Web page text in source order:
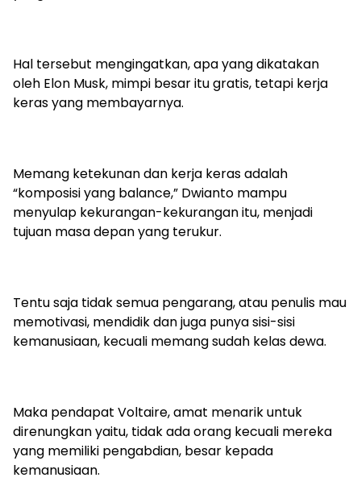
Hal tersebut mengingatkan, apa yang dikatakan
oleh Elon Musk, mimpi besar itu gratis, tetapi kerja
keras yang membayarnya.
Memang ketekunan dan kerja keras adalah
“komposisi yang balance,” Dwianto mampu
menyulap kekurangan-kekurangan itu, menjadi
tujuan masa depan yang terukur.
Tentu saja tidak semua pengarang, atau penulis mau
memotivasi, mendidik dan juga punya sisi-sisi
kemanusiaan, kecuali memang sudah kelas dewa.
Maka pendapat Voltaire, amat menarik untuk
direnungkan yaitu, tidak ada orang kecuali mereka
yang memiliki pengabdian, besar kepada
kemanusiaan.